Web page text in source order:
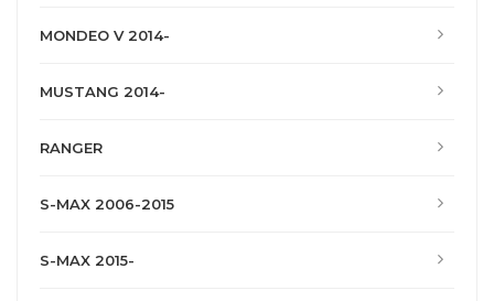
MONDEO V 2014-
MUSTANG 2014-
RANGER
S-MAX 2006-2015
S-MAX 2015-